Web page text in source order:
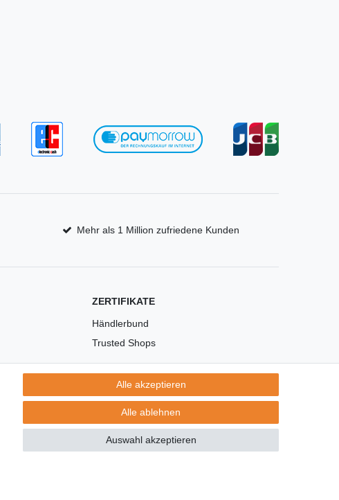
Mehr als 1 Million zufriedene Kunden
ZERTIFIKATE
Händlerbund
Trusted Shops
Alle akzeptieren
Alle ablehnen
Auswahl akzeptieren